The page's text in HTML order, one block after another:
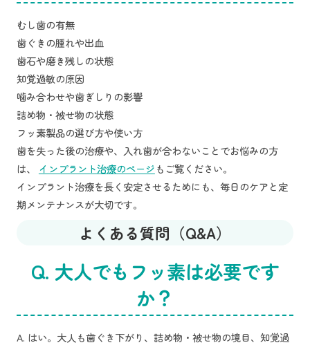
むし歯の有無
歯ぐきの腫れや出血
歯石や磨き残しの状態
知覚過敏の原因
噛み合わせや歯ぎしりの影響
詰め物・被せ物の状態
フッ素製品の選び方や使い方
歯を失った後の治療や、入れ歯が合わないことでお悩みの方
は、
インプラント治療のページもご覧ください。
インプラント治療を長く安定させるためにも、毎日のケアと定
期メンテナンスが大切です。
よくある質問（Q&A）
Q. 大人でもフッ素は必要です
か？
A. はい。大人も歯ぐき下がり、詰め物・被せ物の境目、知覚過